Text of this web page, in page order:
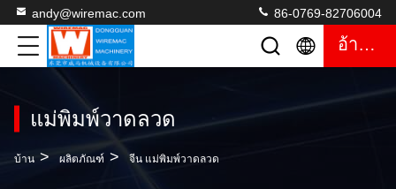
andy@wiremac.com 86-0769-82706004
อ้างอิง
แม่พิมพ์วาดลวด
บ้าน > ผลิตภัณฑ์ > จีน แม่พิมพ์วาดลวด